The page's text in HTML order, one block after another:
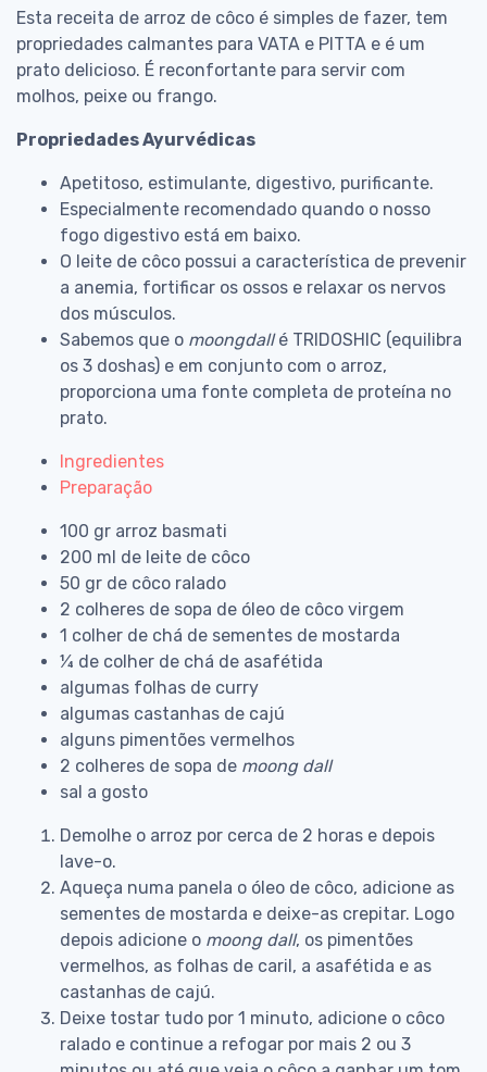
Esta receita de arroz de côco é simples de fazer, tem
propriedades calmantes para VATA e PITTA e é um
prato delicioso. É reconfortante para servir com
molhos, peixe ou frango.
Propriedades Ayurvédicas
Apetitoso, estimulante, digestivo, purificante.
Especialmente recomendado quando o nosso
fogo digestivo está em baixo.
O leite de côco possui a característica de prevenir
a anemia, fortificar os ossos e relaxar os nervos
dos músculos.
Sabemos que o moongdallé TRIDOSHIC (equilibra
os 3 doshas) e em conjunto com o arroz,
proporciona uma fonte completa de proteína no
prato.
Ingredientes
Preparação
100 gr arroz basmati
200 ml de leite de côco
50 gr de côco ralado
2 colheres de sopa de óleo de côco virgem
1 colher de chá de sementes de mostarda
¼ de colher de chá de asafétida
algumas folhas de curry
algumas castanhas de cajú
alguns pimentões vermelhos
2 colheres de sopa de moong dall
sal a gosto
Demolhe o arroz por cerca de 2 horas e depois
lave-o.
Aqueça numa panela o óleo de côco, adicione as
sementes de mostarda e deixe-as crepitar. Logo
depois adicione o moong dall, os pimentões
vermelhos, as folhas de caril, a asafétida e as
castanhas de cajú.
Deixe tostar tudo por 1 minuto, adicione o côco
ralado e continue a refogar por mais 2 ou 3